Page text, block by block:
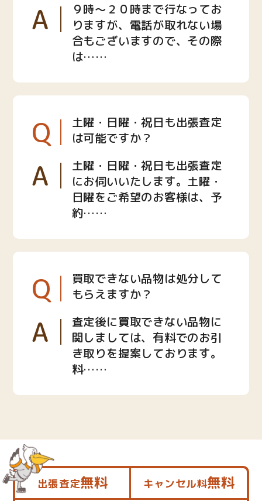
A
９時〜２０時まで行なってお
りますが、電話が取れない場
合もございますので、その際
は……
Q
土曜・日曜・祝日も出張査定
は可能ですか？
A
土曜・日曜・祝日も出張査定
にお伺いいたします。土曜・
日曜をご希望のお客様は、予
約……
Q
買取できない品物は処分して
もらえますか？
A
査定後に買取できない品物に
関しましては、有料でのお引
き取りを提案しております。
料……
出張査定無料 キャンセル料無料